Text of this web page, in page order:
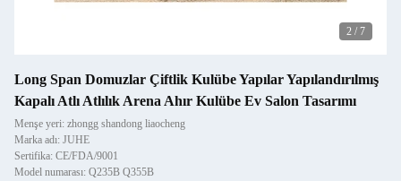
2 / 7
Long Span Domuzlar Çiftlik Kulübe Yapılar Yapılandırılmış
Kapalı Atlı Atlılık Arena Ahır Kulübe Ev Salon Tasarımı
Menşe yeri: zhongg shandong liaocheng
Marka adı: JUHE
Sertifika: CE/FDA/9001
Model numarası: Q235B Q355B